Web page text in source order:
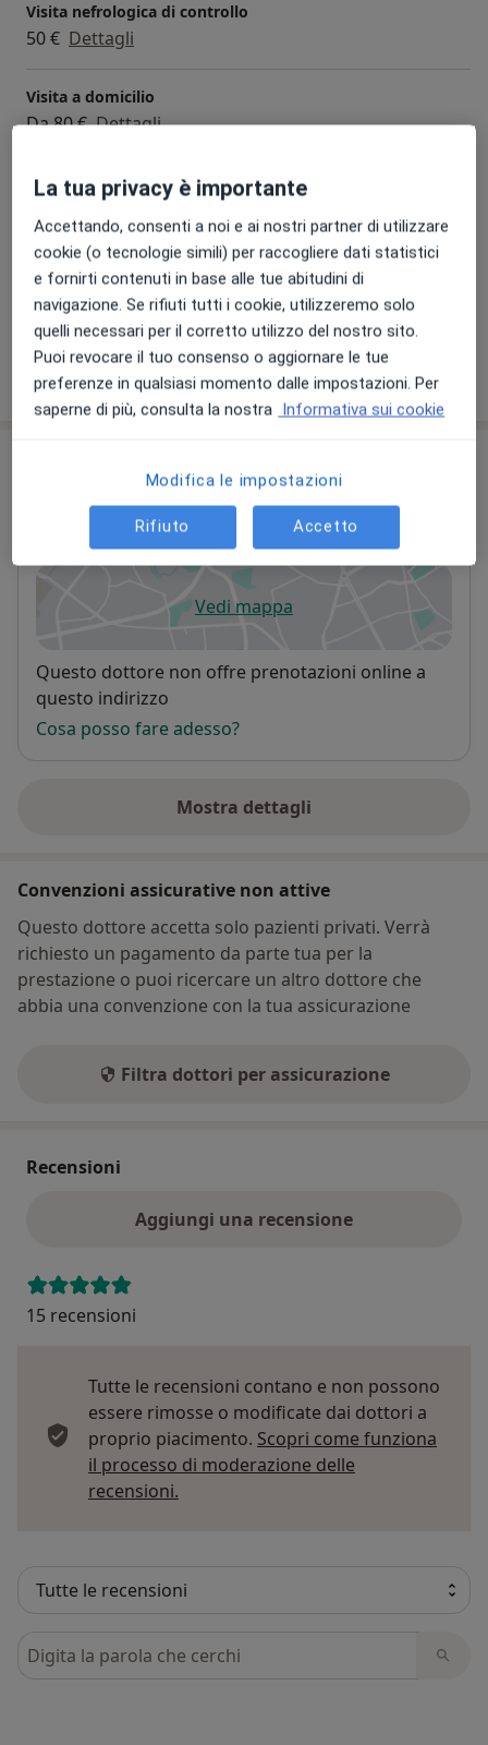
Visita nefrologica di controllo
50 € Dettagli
Visita a domicilio
Da 80 € Dettagli
Prima Visita
Dettagli
Visita di controllo
Dettagli
Come funzionano i prezzi?
Centro Trades
traversa Turner, 44, 84087
Vedi mappasi apre in una nuova scheda
Disponibilità
Questo dottore non offre prenotazioni online a
questo indirizzo
Cosa posso fare adesso?
Mostra dettagli
sull'indirizzo
Convenzioni assicurative non attive
Questo dottore accetta solo pazienti privati. Verrà
richiesto un pagamento da parte tua per la
prestazione o puoi ricercare un altro dottore che
abbia una convenzione con la tua assicurazione
Filtra dottori per assicurazione
Recensioni
Aggiungi una recensione
15 recensioni
Tutte le recensioni contano e non possono
essere rimosse o modificate dai dottori a
proprio piacimento. Scopri come funziona
il processo di moderazione delle
recensioni.
Cerca nelle recensioni
La tua privacy è importante
Accettando, consenti a noi e ai nostri partner di utilizzare
cookie (o tecnologie simili) per raccogliere dati statistici
e fornirti contenuti in base alle tue abitudini di
navigazione. Se rifiuti tutti i cookie, utilizzeremo solo
quelli necessari per il corretto utilizzo del nostro sito.
Puoi revocare il tuo consenso o aggiornare le tue
preferenze in qualsiasi momento dalle impostazioni. Per
saperne di più, consulta la nostra Informativa sui cookie
Modifica le impostazioni
Rifiuto Accetto